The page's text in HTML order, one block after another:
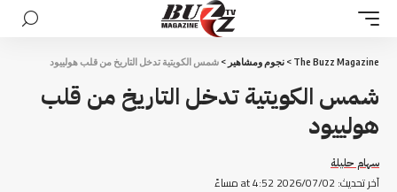
The Buzz Magazine
> نجوم ومشاهير > شمس الكويتية تدخل التاريخ من قلب هولييود
شمس الكويتية تدخل التاريخ من قلب
هولييود
آخر تحديث: 2026/07/02 at 4:52 مساءً
سهام حليلة